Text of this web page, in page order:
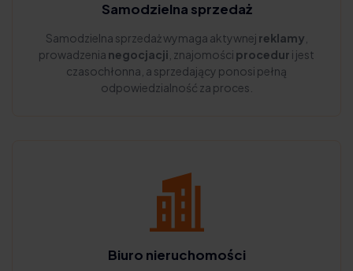
Biuro nieruchomości
Samodzielna sprzedaż
Samodzielna sprzedaż wymaga aktywnej reklamy
prowadzenia negocjacji , znajomości procedur i jest
czasochłonna, a sprzedający ponosi pełną
odpowiedzialność za proces.